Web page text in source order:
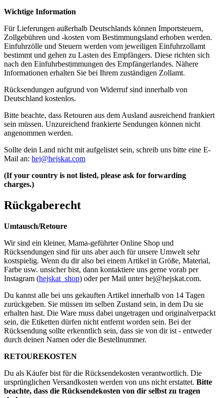
Wichtige Information
Für Lieferungen außerhalb Deutschlands können Importsteuern,
Zollgebühren und -kosten vom Bestimmungsland erhoben werden.
Einfuhrzölle und Steuern werden vom jeweiligen Einfuhrzollamt
bestimmt und gehen zu Lasten des Empfängers. Diese richten sich
nach den Einfuhrbestimmungen des Empfängerlandes. Nähere
Informationen erhalten Sie bei Ihrem zuständigen Zollamt.
Rücksendungen aufgrund von Widerruf sind innerhalb von
Deutschland kostenlos.
Bitte beachte, dass Retouren aus dem Ausland ausreichend frankiert
sein müssen. Unzureichend frankierte Sendungen können nicht
angenommen werden.
Sollte dein Land nicht mit aufgelistet sein, schreib uns bitte eine E-
Mail an: hej@hejskat.com
(If your country is not listed, please ask for forwarding
charges.)
Rückgaberecht
Umtausch/Retoure
Wir sind ein kleiner, Mama-geführter Online Shop und
Rücksendungen sind für uns aber auch für unsere Umwelt sehr
kostspielig. Wenn du dir also bei einem Artikel in Größe, Material,
Farbe usw. unsicher bist, dann kontaktiere uns gerne vorab per
Instagram (hejskat_shop) oder per Mail unterhej@hejskat.com.
Du kannst alle bei uns gekauften Artikel innerhalb von 14 Tagen
zurückgeben. Sie müssen im selben Zustand sein, in dem Du sie
erhalten hast. Die Ware muss dabei ungetragen und originalverpackt
sein, die Etiketten dürfen nicht entfernt worden sein. Bei der
Rücksendung sollte erkenntlich sein, dass sie von dir ist - entweder
durch deinen Namen oder die Bestellnummer.
RETOUREKOSTEN
Du als Käufer bist für die Rücksendekosten verantwortlich. Die
ursprünglichen Versandkosten werden von uns nicht erstattet. Bitte
beachte, dass die Rücksendekosten von dir selbst zu tragen